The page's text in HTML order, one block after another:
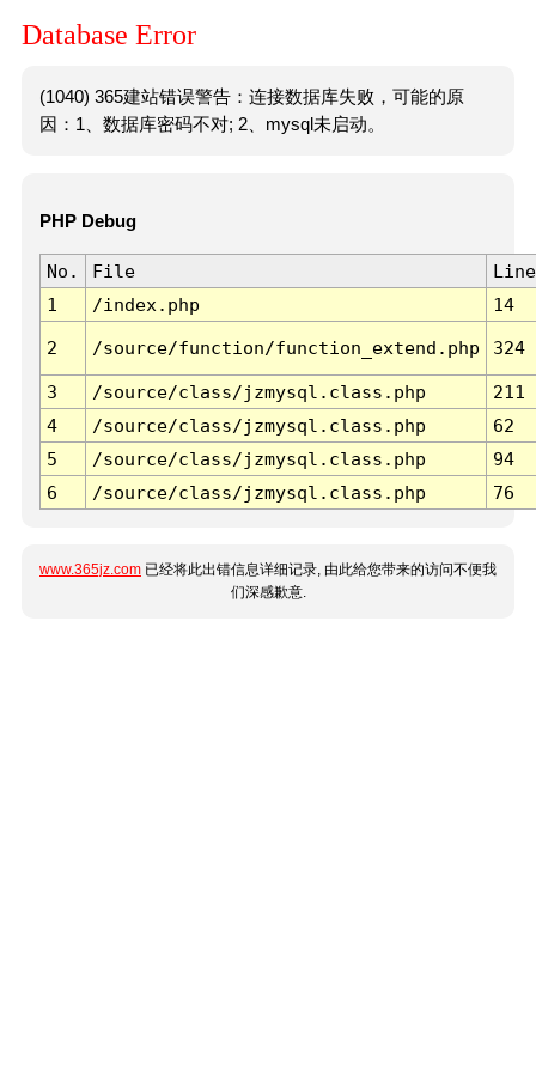
Database Error
(1040) 365建站错误警告：连接数据库失败，可能的原
因：1、数据库密码不对; 2、mysql未启动。
PHP Debug
No. File
Line
1
/index.php 14
2 /source/function/function_extend.php 324
3 /source/class/jzmysql.class.php
211
4
/source/class/jzmysql.class.php
62
5
/source/class/jzmysql.class.php
94
6
/source/class/jzmysql.class.php 76
www.365jz.com 已经将此出错信息详细记录, 由此给您带来的访问不便我
们深感歉意.